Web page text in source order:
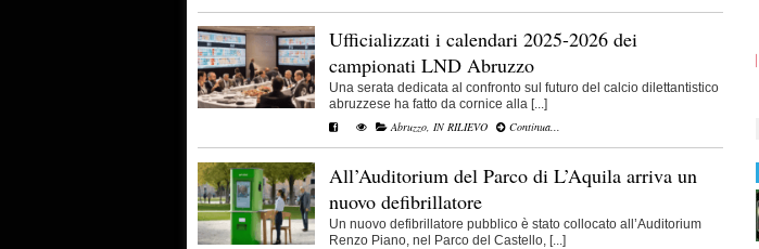
Ufficializzati i calendari 2025-2026 dei
campionati LND Abruzzo
Una serata dedicata al confronto sul futuro del calcio dilettantistico
abruzzese ha fatto da cornice alla [...]
Abruzzo, IN RILIEVO Continua...
All’Auditorium del Parco di L’Aquila arriva un
nuovo defibrillatore
Un nuovo defibrillatore pubblico è stato collocato all’Auditorium
Renzo Piano, nel Parco del Castello, [...]